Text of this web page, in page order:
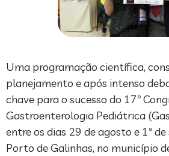
Uma programação científica,
planejamento e após intenso
chave para o sucesso do 17º
Gastroenterologia Pediátrica
entre os dias 29 de agosto e 1º
Porto de Galinhas, no município